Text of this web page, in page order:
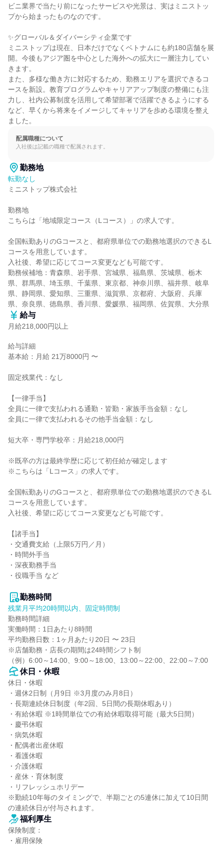
ビニ業界で当たり前になったサービスや光景は、実はミニストッ
プから始まったものなのです。
✨グローバル＆ダイバーシティ企業です
ミニストップは現在、日本だけでなくベトナムにも約180店舗を展
開。今後もアジア圏を中心とした海外への拡大に一層注力してい
きます。
また、多様な働き方に対応するため、勤務エリアを選択できるコ
ースを新設。教育プログラムやキャリアアップ制度の整備にも注
力し、社内公募制度を活用して希望部署で活躍できるようにする
など、早くから将来をイメージしてキャリアを歩める環境を整え
ました。
配属職種について
入社後は記載の職種で配属されます。
勤務地
転勤なし
ミニストップ株式会社
勤務地
こちらは「地域限定コース（Lコース）」の求人です。
全国転勤ありのGコースと、都府県単位での勤務地選択のできるL
コースを用意しています。
入社後、希望に応じてコース変更なども可能です。
勤務候補地：青森県、岩手県、宮城県、福島県、茨城県、栃木
県、群馬県、埼玉県、千葉県、東京都、神奈川県、福井県、岐阜
県、静岡県、愛知県、三重県、滋賀県、京都府、大阪府、兵庫
県、奈良県、徳島県、香川県、愛媛県、福岡県、佐賀県、大分県
給与
月給218,000円以上
給与詳細
基本給：月給 21万8000円 〜
固定残業代：なし
【一律手当】
全員に一律で支払われる通勤・皆勤・家族手当金額：なし
全員に一律で支払われるその他手当金額：なし
短大卒・専門学校卒：月給218,000円
※既卒の方は最終学歴に応じて初任給が確定します
※こちらは「Lコース」の求人です。
全国転勤ありのGコースと、都府県単位での勤務地選択のできるL
コースを用意しています。
入社後、希望に応じてコース変更なども可能です。
【諸手当】
・交通費支給（上限5万円／月）
・時間外手当
・深夜勤務手当
・役職手当 など
勤務時間
残業月平均20時間以内、固定時間制
勤務時間詳細
実働時間：1日あたり8時間
平均勤務日数：1ヶ月あたり20日 〜 23日
※店舗勤務・店長の期間は24時間シフト制
（例）6:00～14:00、9:00～18:00、13:00～22:00、22:00～7:00
休日・休暇
休日・休暇
・週休2日制（月9日 ※3月度のみ月8日）
・長期連続休日制度（年2回、5日間の長期休暇あり）
・有給休暇 ※1時間単位での有給休暇取得可能（最大5日間）
・慶弔休暇
・病気休暇
・配偶者出産休暇
・看護休暇
・介護休暇
・産休・育休制度
・リフレッシュホリデー
※勤続10年毎のタイミングで、半期ごとの5連休に加えて10日間
の連続休日が付与されます。
福利厚生
保険制度：
・雇用保険